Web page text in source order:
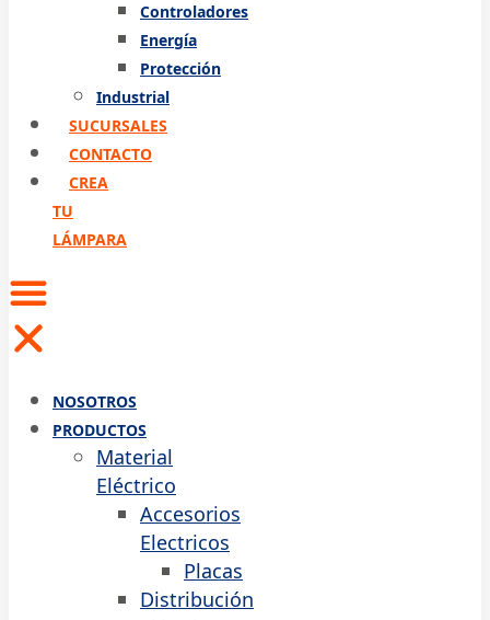
Controladores
Energía
Protección
Industrial
SUCURSALES
CONTACTO
CREA
TU
LÁMPARA
NOSOTROS
PRODUCTOS
Material
Eléctrico
Accesorios
Electricos
Placas
Distribución